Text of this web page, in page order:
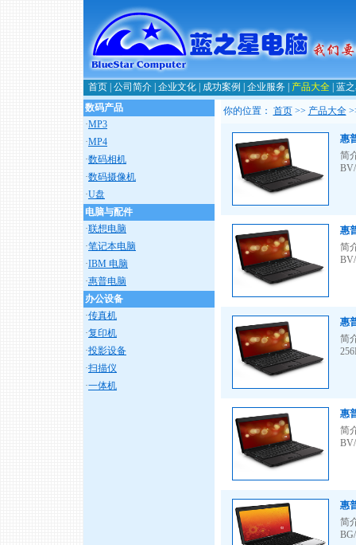
首页 公司简介 企业文化 成功案例 企业服务 产品大全 蓝
数码产品
·MP3
·MP4
·数码相机
·数码摄像机
·U盘
电脑与配件
·联想电脑
·笔记本电脑
·IBM 电脑
·惠普电脑
办公设备
·传真机
·复印机
·投影设备
·扫描仪
·一体机
你的位置： 首页>> 产品大全
惠
简
惠
简
BV/
惠
简
惠
简
BV/
惠
简